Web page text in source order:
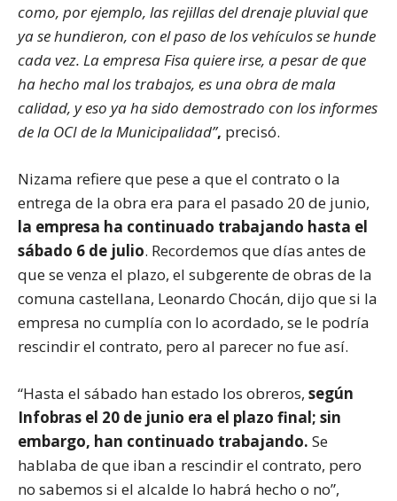
como, por ejemplo, las rejillas del drenaje pluvial que
ya se hundieron, con el paso de los vehículos se hunde
cada vez. La empresa Fisa quiere irse, a pesar de que
ha hecho mal los trabajos, es una obra de mala
calidad, y eso ya ha sido demostrado con los informes
de la OCI de la Municipalidad”, precisó.
Nizama refiere que pese a que el contrato o la
entrega de la obra era para el pasado 20 de junio,
la empresa ha continuado trabajando hasta el
sábado 6 de julio. Recordemos que días antes de
que se venza el plazo, el subgerente de obras de la
comuna castellana, Leonardo Chocán, dijo que si la
empresa no cumplía con lo acordado, se le podría
rescindir el contrato, pero al parecer no fue así.
“Hasta el sábado han estado los obreros, según
Infobras el 20 de junio era el plazo final; sin
embargo, han continuado trabajando. Se
hablaba de que iban a rescindir el contrato, pero
no sabemos si el alcalde lo habrá hecho o no”,